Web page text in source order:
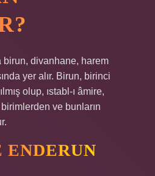
birun, divanhane, harem
yer alır. Birun, birinci
olup, ıstabl-ı âmire,
ve bunların
ENDERUN